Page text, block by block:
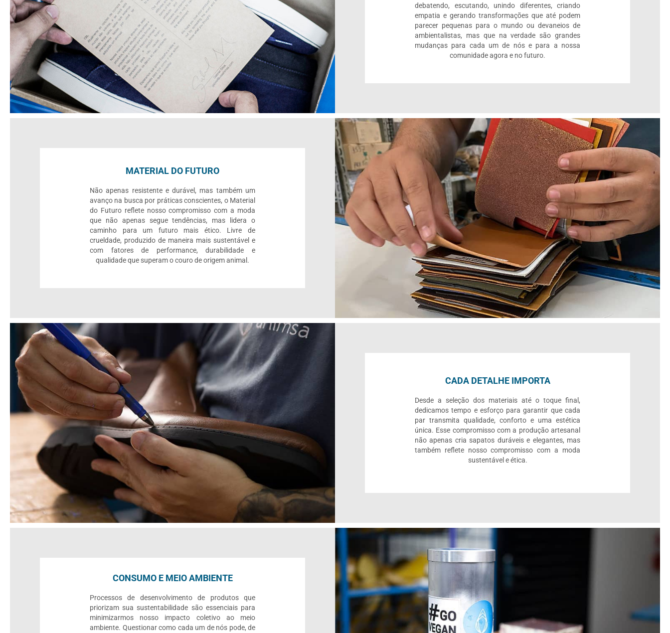
debatendo, escutando, unindo diferentes, criando
empatia e gerando transformações que até podem
parecer pequenas para o mundo ou devaneios de
ambientalistas, mas que na verdade são grandes
mudanças para cada um de nós e para a nossa
comunidade agora e no futuro.
MATERIAL DO FUTURO
Não apenas resistente e durável, mas também um
avanço na busca por práticas conscientes, o Material
do Futuro reflete nosso compromisso com a moda
que não apenas segue tendências, mas lidera o
caminho para um futuro mais ético. Livre de
crueldade, produzido de maneira mais sustentável e
com fatores de performance, durabilidade e
qualidade que superam o couro de origem animal.
CADA DETALHE IMPORTA
Desde a seleção dos materiais até o toque final,
dedicamos tempo e esforço para garantir que cada
par transmita qualidade, conforto e uma estética
única. Esse compromisso com a produção artesanal
não apenas cria sapatos duráveis e elegantes, mas
também reflete nosso compromisso com a moda
sustentável e ética.
CONSUMO E MEIO AMBIENTE
Processos de desenvolvimento de produtos que
priorizam sua sustentabilidade são essenciais para
minimizarmos nosso impacto coletivo ao meio
ambiente. Questionar como cada um de nós pode, de